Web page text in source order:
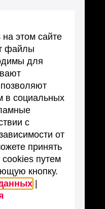
этом сайте
файлы
для
позволяют
в социальных
с
от
принять
путем
кнопку.